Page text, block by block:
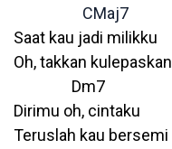
CMaj7
Saat kau jadi milikku
Oh, takkan kulepaskan
Dm7
Dirimu oh, cintaku
Teruslah kau bersemi